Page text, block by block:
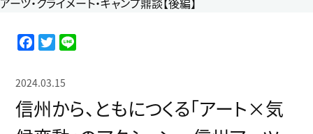
F
c
e
b
T
i
t
t
e
2024.03.15
信州から、ともにつくる「アート×気